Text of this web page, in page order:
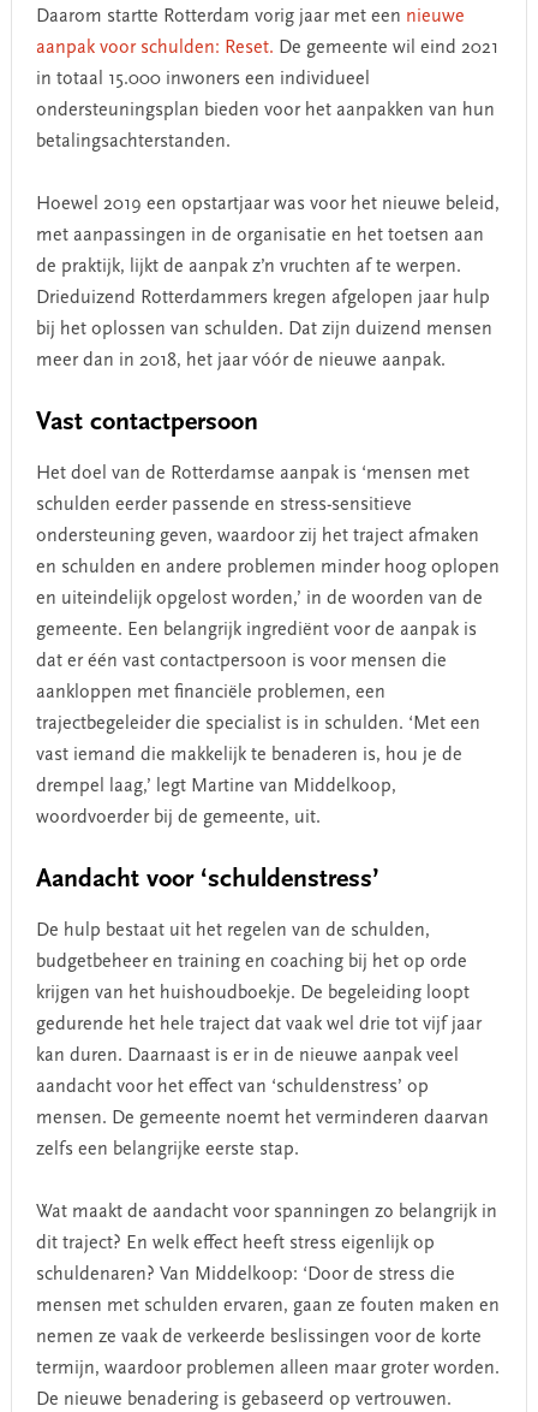
Daarom startte Rotterdam vorig jaar met een nieuwe
aanpak voor schulden: Reset. De gemeente wil eind 2021
in totaal 15.000 inwoners een individueel
ondersteuningsplan bieden voor het aanpakken van hun
betalingsachterstanden.
Hoewel 2019 een opstartjaar was voor het nieuwe beleid,
met aanpassingen in de organisatie en het toetsen aan
de praktijk, lijkt de aanpak z’n vruchten af te werpen.
Drieduizend Rotterdammers kregen afgelopen jaar hulp
bij het oplossen van schulden. Dat zijn duizend mensen
meer dan in 2018, het jaar vóór de nieuwe aanpak.
Vast contactpersoon
Het doel van de Rotterdamse aanpak is ‘mensen met
schulden eerder passende en stress-sensitieve
ondersteuning geven, waardoor zij het traject afmaken
en schulden en andere problemen minder hoog oplopen
en uiteindelijk opgelost worden,’ in de woorden van de
gemeente. Een belangrijk ingrediënt voor de aanpak is
dat er één vast contactpersoon is voor mensen die
aankloppen met financiële problemen, een
trajectbegeleider die specialist is in schulden. ‘Met een
vast iemand die makkelijk te benaderen is, hou je de
drempel laag,’ legt Martine van Middelkoop,
woordvoerder bij de gemeente, uit.
Aandacht voor ‘schuldenstress’
De hulp bestaat uit het regelen van de schulden,
budgetbeheer en training en coaching bij het op orde
krijgen van het huishoudboekje. De begeleiding loopt
gedurende het hele traject dat vaak wel drie tot vijf jaar
kan duren. Daarnaast is er in de nieuwe aanpak veel
aandacht voor het effect van ‘schuldenstress’ op
mensen. De gemeente noemt het verminderen daarvan
zelfs een belangrijke eerste stap.
Wat maakt de aandacht voor spanningen zo belangrijk in
dit traject? En welk effect heeft stress eigenlijk op
schuldenaren? Van Middelkoop: ‘Door de stress die
mensen met schulden ervaren, gaan ze fouten maken en
nemen ze vaak de verkeerde beslissingen voor de korte
termijn, waardoor problemen alleen maar groter worden.
De nieuwe benadering is gebaseerd op vertrouwen.